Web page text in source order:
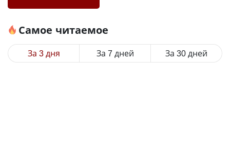
Самое читаемое
За 3 дня За 7 дней За 30 дней